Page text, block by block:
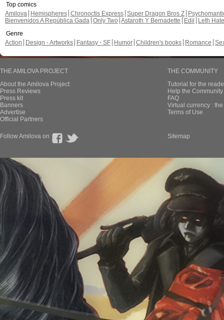
Top comics
Amilova
Hemispheres Chronoctis Express Super Dragon Bros Z
Bienvenidos A República Gada Only Two Astaroth Y Bernadette Edil
Leth Hate
Genre
Action
Design - Artworks Fantasy - SF Humor Children's books Romance
THE AMILOVA PROJECT
About the Amilova Project
Press Reviews
Press kit
Banners
Advertise
Official Partners
THE COMMUNITY
Tutorial for the
Help the
FAQ
Virtual currency :
Terms of Use
Follow Amilova on Sitemap